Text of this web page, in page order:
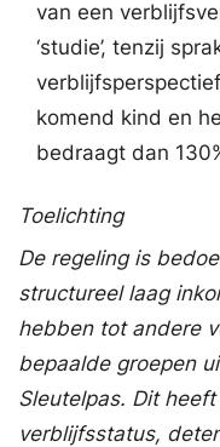
van een
‘studie’, tenzij
komend kind en
bedraagt dan
Toelichting
De regeling is
structureel laag
hebben tot andere
bepaalde groepen
Sleutelpas. Dit
verblijfsstatus,